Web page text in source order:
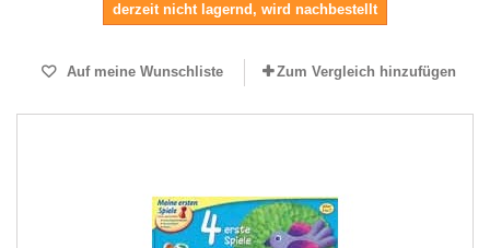
derzeit nicht lagernd, wird nachbestellt
Auf meine Wunschliste Zum Vergleich hinzufügen